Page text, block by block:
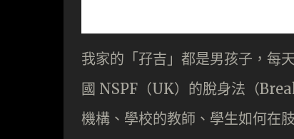
我家的「孖吉」都是男孩子，每
國 NSPF（UK）的脫身法（
機構、學校的教師、學生如何在